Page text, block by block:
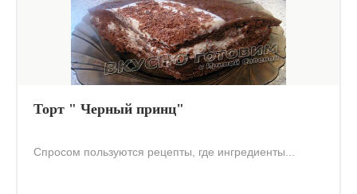
Торт " Черный принц"
Спросом пользуются рецепты, где ингредиенты...